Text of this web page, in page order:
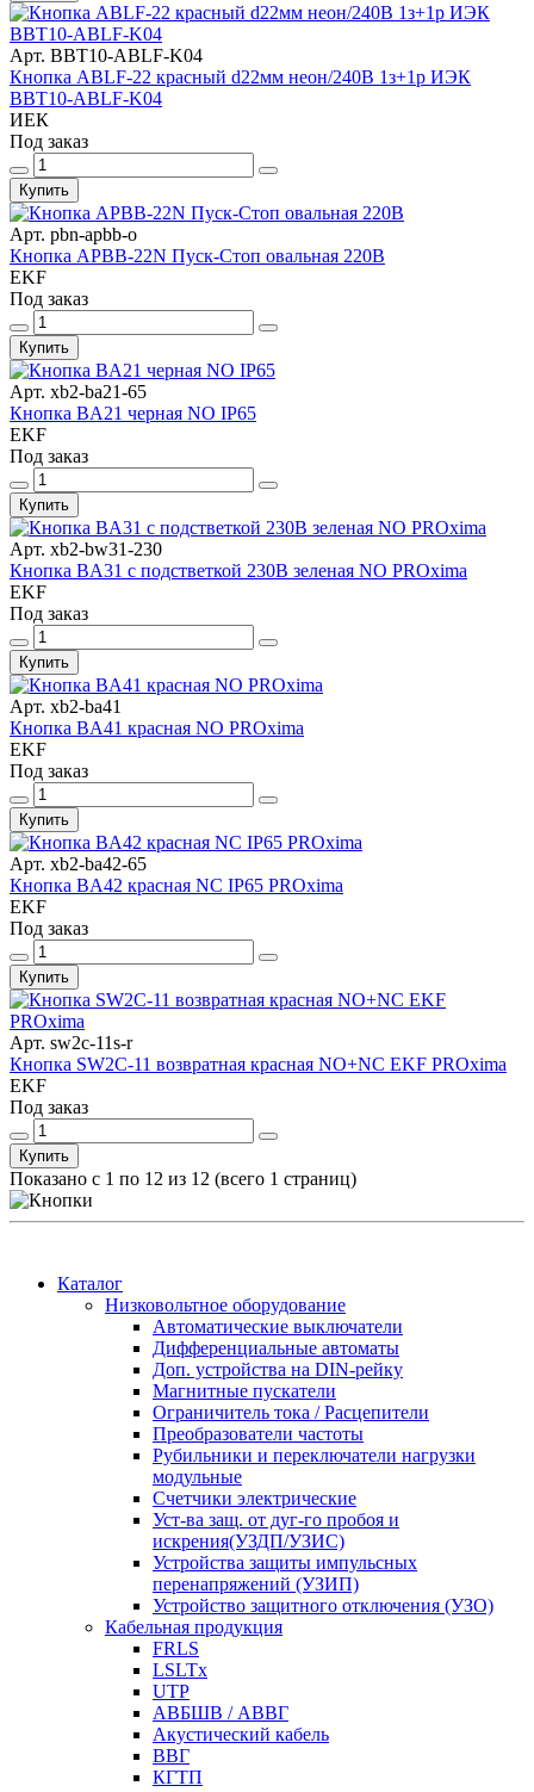
Арт. BBT10-ABLF-K04
Кнопка ABLF-22 красный d22мм неон/240В 1з+1р ИЭК
BBT10-ABLF-K04
ИЕК
Под заказ
Купить
Арт. pbn-apbb-o
Кнопка APBB-22N Пуск-Стоп овальная 220В
EKF
Под заказ
Купить
Арт. xb2-ba21-65
Кнопка BA21 черная NO IP65
EKF
Под заказ
Купить
Арт. xb2-bw31-230
Кнопка BA31 с подстветкой 230В зеленая NO PROxima
EKF
Под заказ
Купить
Арт. xb2-ba41
Кнопка BA41 красная NO PROxima
EKF
Под заказ
Купить
Арт. xb2-ba42-65
Кнопка BA42 красная NC IP65 PROxima
EKF
Под заказ
Купить
Арт. sw2c-11s-r
Кнопка SW2C-11 возвратная красная NO+NC EKF PROxima
EKF
Под заказ
Купить
Показано с 1 по 12 из 12 (всего 1 страниц)
Каталог
Низковольтное оборудование
Автоматические выключатели
Дифференциальные автоматы
Доп. устройства на DIN-рейку
Магнитные пускатели
Ограничитель тока / Расцепители
Преобразователи частоты
Рубильники и переключатели нагрузки
модульные
Счетчики электрические
Уст-ва защ. от дуг-го пробоя и
искрения(УЗДП/УЗИС)
Устройства защиты импульсных
перенапряжений (УЗИП)
Устройство защитного отключения (УЗО)
Кабельная продукция
FRLS
LSLTx
UTP
АВБШВ / АВВГ
Акустический кабель
ВВГ
КГТП